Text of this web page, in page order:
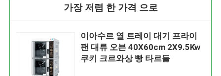
가장 저렴 한 가격 으로
이아수르 열 트레이 대기 프라이
팬 대류 오븐 40X60cm 2X9.5Kw
쿠키 크르와상 빵 타르들